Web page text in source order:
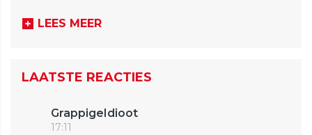
LEES MEER
LAATSTE REACTIES
GrappigeIdioot
17:11